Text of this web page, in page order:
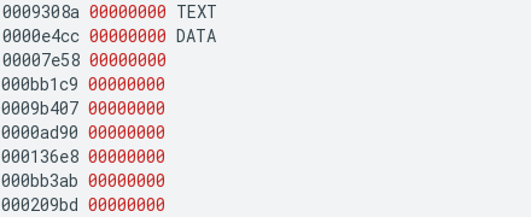
0009308a 00000000
0000e4cc 00000000
00007e58 00000000
000bb1c9 00000000
0009b407 00000000
0000ad90 00000000
000136e8 00000000
000bb3ab 00000000
000209bd 00000000